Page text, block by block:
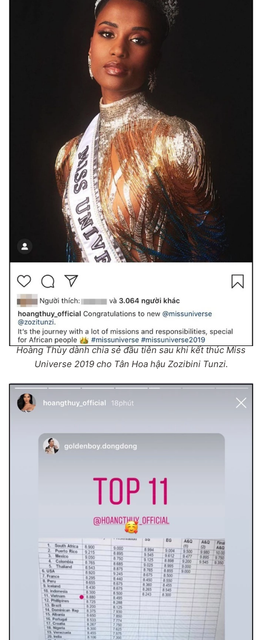
Hoàng Thùy dành chia sẻ đầu tiên sau khi kết thúc Miss
Universe 2019 cho Tân Hoa hậu Zozibini Tunzi.